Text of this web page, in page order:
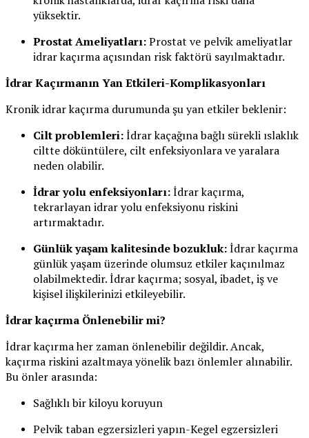
yüksektir.
Prostat Ameliyatları:Prostat ve pelvik ameliyatlar
idrar kaçırma açısından risk faktörü sayılmaktadır.
İdrar Kaçırmanın Yan Etkileri-Komplikasyonları
Kronik idrar kaçırma durumunda şu yan etkiler beklenir:
Cilt problemleri:İdrar kaçağına bağlı sürekli ıslaklık
ciltte döküntülere, cilt enfeksiyonlara ve yaralara
neden olabilir.
İdrar yolu enfeksiyonları:İdrar kaçırma,
tekrarlayan idrar yolu enfeksiyonu riskini
artırmaktadır.
Günlük yaşam kalitesinde bozukluk:İdrar kaçırma
günlük yaşam üzerinde olumsuz etkiler kaçınılmaz
olabilmektedir. İdrar kaçırma; sosyal, ibadet, iş ve
kişisel ilişkilerinizi etkileyebilir.
İdrar kaçırma Önlenebilir mi?
İdrar kaçırma her zaman önlenebilir değildir. Ancak,
kaçırma riskini azaltmaya yönelik bazı önlemler alınabilir.
Bu önler arasında:
Sağlıklı bir kiloyu koruyun
Pelvik taban egzersizleri yapın-Kegel egzersizleri